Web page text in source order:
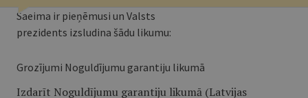
Saeima ir pieņēmusi un Valsts
prezidents izsludina šādu likumu:
Grozījumi Noguldījumu garantiju likumā
Izdarīt Noguldījumu garantiju likumā (Latvijas